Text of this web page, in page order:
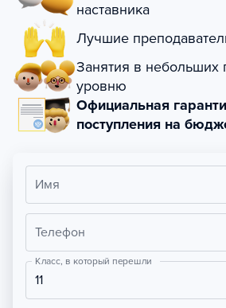
наставника
Лучшие
Занятия в небольших
уровню
Официальная
поступления на
Имя
Телефон
Класс, в который перешли
11